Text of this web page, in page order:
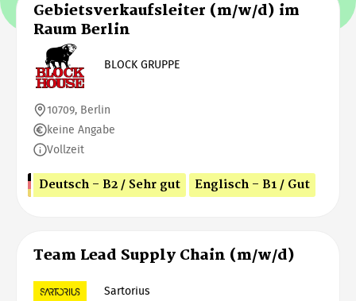
Gebietsverkaufsleiter (m/w/d) im
Raum Berlin
BLOCK GRUPPE
10709, Berlin
keine Angabe
Vollzeit
Deutsch - B2 / Sehr gut Englisch - B1 / Gut
Team Lead Supply Chain (m/w/d)
Sartorius